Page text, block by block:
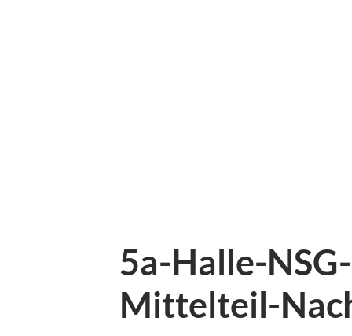
5a-Halle-
Mittelteil-